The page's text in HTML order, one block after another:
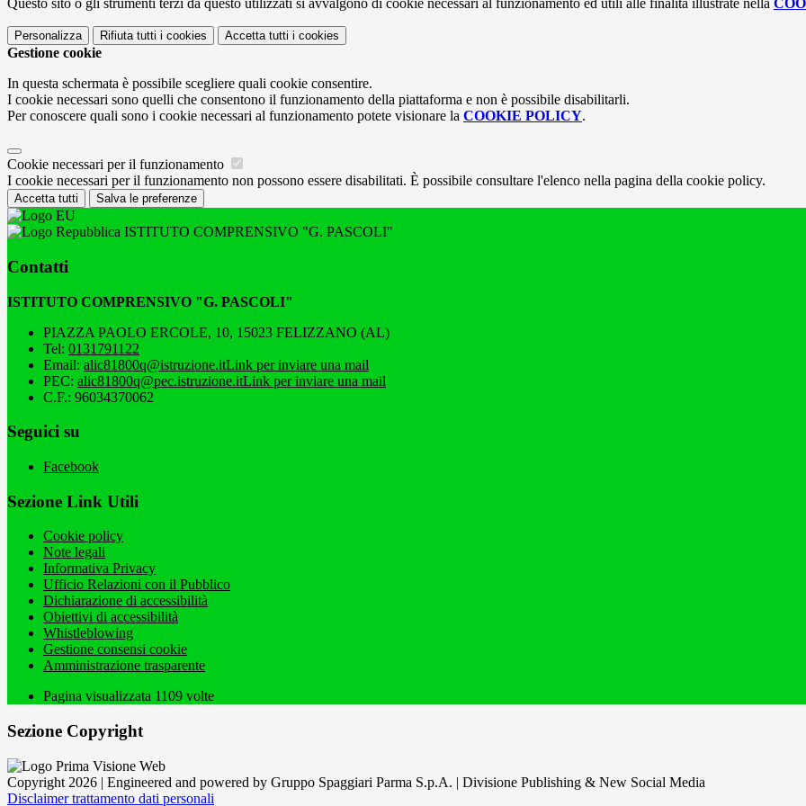
Questo sito o gli strumenti terzi da questo utilizzati si avvalgono di cookie necessari al funzionamento ed utili alle finalità illustrate nella
Personalizza Rifiuta tutti i cookies Accetta tutti i cookies
Gestione cookie
In questa schermata è possibile scegliere quali cookie consentire.
I cookie necessari sono quelli che consentono il funzionamento della piattaforma e non è possibile disabilitarli.
Per conoscere quali sono i cookie necessari al funzionamento potete visionare la COOKIE POLICY.
Cookie necessari per il funzionamento
I cookie necessari per il funzionamento non possono essere disabilitati. È possibile consultare l'elenco nella pagina della cookie policy.
Accetta tutti Salva le preferenze
ISTITUTO COMPRENSIVO "G. PASCOLI"
Contatti
ISTITUTO COMPRENSIVO "G. PASCOLI"
PIAZZA PAOLO ERCOLE, 10, 15023 FELIZZANO (AL)
Tel: 0131791122
Email: alic81800q@istruzione.itLink per inviare una mail
PEC: alic81800q@pec.istruzione.itLink per inviare una mail
C.F.: 96034370062
Seguici su
Facebook
Sezione Link Utili
Cookie policy
Note legali
Informativa Privacy
Ufficio Relazioni con il Pubblico
Dichiarazione di accessibilità
Obiettivi di accessibilità
Whistleblowing
Gestione consensi cookie
Amministrazione trasparente
Pagina visualizzata 1109 volte
Sezione Copyright
Copyright 2026 | Engineered and powered by Gruppo Spaggiari Parma S.p.A. | Divisione Publishing & New Social Media
Disclaimer trattamento dati personali